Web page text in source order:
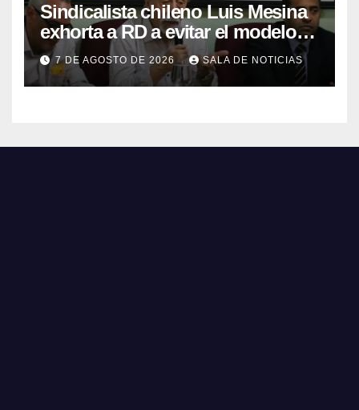
Sindicalista chileno Luis Mesina
exhorta a RD a evitar el modelo
de AFP y apostar por un sistema
solidario
7 DE AGOSTO DE 2026 SALA DE NOTICIAS